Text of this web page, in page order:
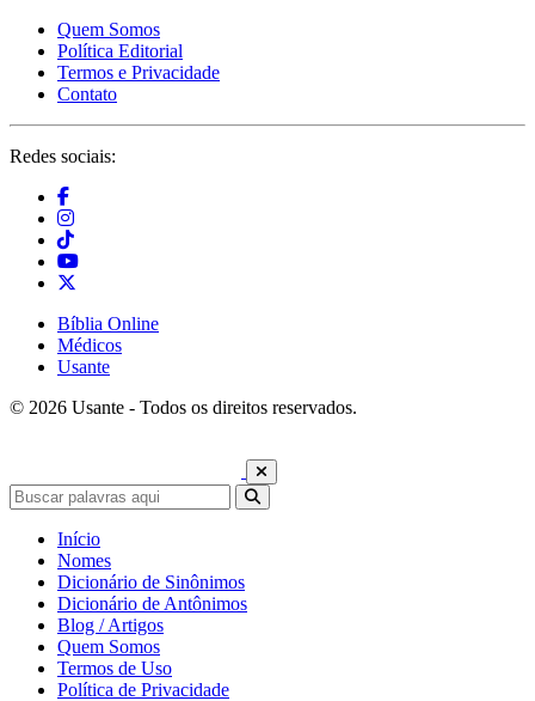
Quem Somos
Política Editorial
Termos e Privacidade
Contato
Redes sociais:
Bíblia Online
Médicos
Usante
© 2026 Usante - Todos os direitos reservados.
Início
Nomes
Dicionário de Sinônimos
Dicionário de Antônimos
Blog / Artigos
Quem Somos
Termos de Uso
Política de Privacidade